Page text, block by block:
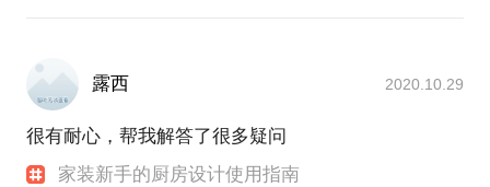
露西 2020.10.29
很有耐心，帮我解答了很多疑问
家装新手的厨房设计使用指南